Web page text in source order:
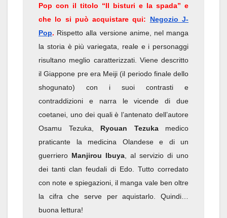
Pop con il titolo “Il bisturi e la spada” e
che lo si può acquistare qui: Negozio J-
Pop. Rispetto alla versione anime, nel manga
la storia è più variegata, reale e i personaggi
risultano meglio caratterizzati. Viene descritto
il Giappone pre era Meiji (il periodo finale dello
shogunato) con i suoi contrasti e
contraddizioni e narra le vicende di due
coetanei, uno dei quali è l’antenato dell’autore
Osamu Tezuka, Ryouan Tezukamedico
praticante la medicina Olandese e di un
guerriero Manjirou Ibuya , al servizio di uno
dei tanti clan feudali di Edo. Tutto corredato
con note e spiegazioni, il manga vale ben oltre
la cifra che serve per aquistarlo. Quindi…
buona lettura!